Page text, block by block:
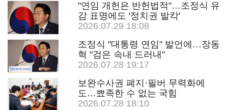
"연임 개헌은 반헌법적"…조정식 유
감 표명에도 '정치권 발칵'
2026.07.29 18:08
조정식 "대통령 연임" 발언에…장동
혁 "검은 속내 드러내"
2026.07.28 19:17
보완수사권 폐지·필버 무력화에
도…뾰족한 수 없는 국힘
2026.07.28 18:10